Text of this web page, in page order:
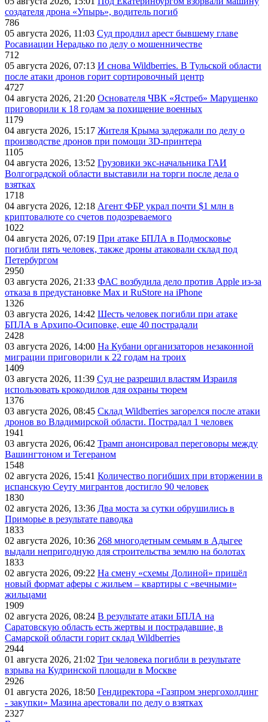
создателя дрона «Упырь», водитель погиб
786
05 августа 2026, 11:03 Суд продлил арест бывшему главе
Росавиации Нерадько по делу о мошенничестве
712
05 августа 2026, 07:13 И снова Wildberries. В Тульской области
после атаки дронов горит сортировочный центр
4727
04 августа 2026, 21:20 Основателя ЧВК «Ястреб» Марущенко
приговорили к 18 годам за похищение военных
1179
04 августа 2026, 15:17 Жителя Крыма задержали по делу о
производстве дронов при помощи 3D‑принтера
1105
04 августа 2026, 13:52 Грузовики экс-начальника ГАИ
Волгоградской области выставили на торги после дела о
взятках
1718
04 августа 2026, 12:18 Агент ФБР украл почти $1 млн в
криптовалюте со счетов подозреваемого
1022
04 августа 2026, 07:19 При атаке БПЛА в Подмосковье
погибли пять человек, также дроны атаковали склад под
Петербургом
2950
03 августа 2026, 21:33 ФАС возбудила дело против Apple из-за
отказа в предустановке Max и RuStore на iPhone
1326
03 августа 2026, 14:42 Шесть человек погибли при атаке
БПЛА в Архипо-Осиповке, еще 40 пострадали
2428
03 августа 2026, 14:00 На Кубани организаторов незаконной
миграции приговорили к 22 годам на троих
1409
03 августа 2026, 11:39 Суд не разрешил властям Израиля
использовать крокодилов для охраны тюрем
1376
03 августа 2026, 08:45 Склад Wildberries загорелся после атаки
дронов во Владимирской области. Пострадал 1 человек
1941
03 августа 2026, 06:42 Трамп анонсировал переговоры между
Вашингтоном и Тегераном
1548
02 августа 2026, 15:41 Количество погибших при вторжении в
испанскую Сеуту мигрантов достигло 90 человек
1830
02 августа 2026, 13:36 Два моста за сутки обрушились в
Приморье в результате паводка
1833
02 августа 2026, 10:36 268 многодетным семьям в Адыгее
выдали непригодную для строительства землю на болотах
1833
02 августа 2026, 09:22 На смену «схемы Долиной» пришёл
новый формат аферы с жильем – квартиры с «вечными»
жильцами
1909
02 августа 2026, 08:24 В результате атаки БПЛА на
Саратовскую область есть жертвы и пострадавшие, в
Самарской области горит склад Wildberries
2944
01 августа 2026, 21:02 Три человека погибли в результате
взрыва на Кудринской площади в Москве
2926
01 августа 2026, 18:50 Гендиректора «Газпром энергохолдинг
- закупки» Мазина арестовали по делу о взятках
2327